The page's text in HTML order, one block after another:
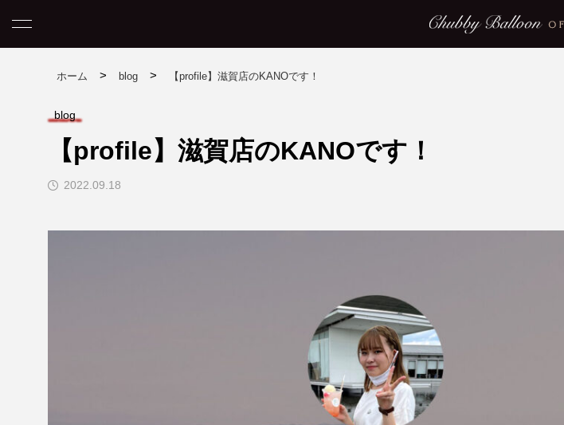
コラム
【 おすすめ映画】元気
になりたい時に観たい
YUME
【大阪 大正区】Asami
のおすすめグルメ
ホーム > blog > 【profile】滋賀店のKANOです！
blog
【profile】滋賀店のKANOです！
2022.09.18